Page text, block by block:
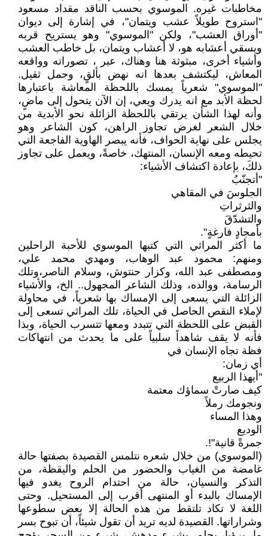
مخاطبات غيره. الموسوي بحسب الناقد مقداد مسعود
"استروح طويلاً عشب ويتمان"، في إشارة إلى ديوان
"أوراق العشب"، ولكن "الموسوي" وهو يستريح قربه
ويسقي أعشابه هو، لا أعشاب ويتمان، بل خاطب العشب
وأشياء أخرى، مبثوثة هنا وهناك، عبر ، تصوراته وواقعه
المعاش، ليكتشف بعدها انه نهض بألقٍ، وحمل ثقيل.
"الموسوي" شعرياً يمسك باللحظة المعاشة باعتبارها
لحظة الأبد مع انه يدرك ويعي، إن الآن يتحول إلى ماضٍ،
وأنه لهذا الشأن يرتقي باللحظة الزائلة نحو الأبدية من
خلال الشعر لغرض تجاوز الراهن، كون الشاعر وهو
يجلس على نهاية الحواف، فأنه يبصر الهاوية الفاجعة التي
تحيطه ومعه الإنسان، المنتهك، خاصةً، ويعمل على تجاوز
ذلكَ، بإعادة اكتشاف الأشياء:
"أتجنّبُ
الجلوسَ في المقاهي
والثرثراتِ
والتشدّقَ
بأمجادٍ فارغةٍ".
ما أكثر المراثي التي كتبها الموسوي للأحبة الراحلين
ومنهم: محمود عبد الوهاب، ومهدي محمد علي،
ومصطفى عبد الله، وكزار حنتوش، وسلام الناصر،وتلك
الرسامة، ووالده، وذلك الشاعر المجهول.. الخ، والأشياء
الزائلة التي يسعى إلى الإمساك بها شعرياً، في محاولة
لإملاء النقص الحاصل في الحياة، تلك المراثي تسعى إلى
القبض على اللحظة التي تتبدد ومعها تتسرب الحياة، وبذا
فأنه لا يقف شاهداً سلبياً على ما يحدث من انتهاكات
فظة تجاه الإنسان في
أي زمان:
"أيهذا الربيع
كيف صارتْ سماؤك معتمة
ونجومك رملاً
وهذا المساء
الوديع
جمرةً قانية"!.
(الموسوي) من خلال شعره نتلمس القصيدة بصفتها حالة
غامضة من الغياب والحضور من الحلم واليقظة، من
التذكر والنسيان، حالة من احتدام الروح يغدو فيها
الإمساك بالبدء أو المنتهى أقرب إلى المستحيل. وحتى
اللغة لا تكاد تلتقط من هذه الحالة إلا بعض سطوعها
وشراراتها. القصيدة لديه تريد أن تقول شيئاً، أن تبوح بسر